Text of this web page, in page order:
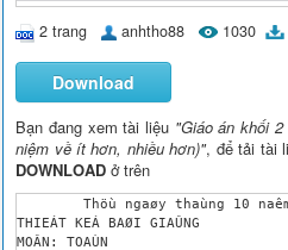
2 trang anhtho88 1030
Download
Bạn đang xem tài liệu "Giáo án khối
niệm về ít hơn, nhiều hơn)", để tải tài
DOWNLOAD ở trên
	Thöù ngaøy thaùng 10 naêm 2003
THIEÁT KEÁ BAØI GIAÛNG
MOÂN: TOAÙN